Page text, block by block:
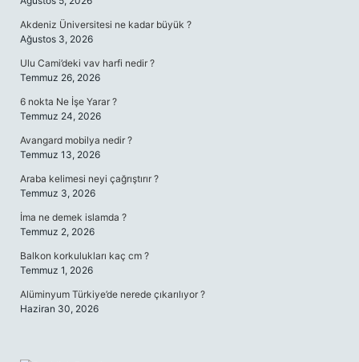
Akdeniz Üniversitesi ne kadar büyük ?
Ağustos 3, 2026
Ulu Cami’deki vav harfi nedir ?
Temmuz 26, 2026
6 nokta Ne İşe Yarar ?
Temmuz 24, 2026
Avangard mobilya nedir ?
Temmuz 13, 2026
Araba kelimesi neyi çağrıştırır ?
Temmuz 3, 2026
İma ne demek islamda ?
Temmuz 2, 2026
Balkon korkulukları kaç cm ?
Temmuz 1, 2026
Alüminyum Türkiye’de nerede çıkarılıyor ?
Haziran 30, 2026